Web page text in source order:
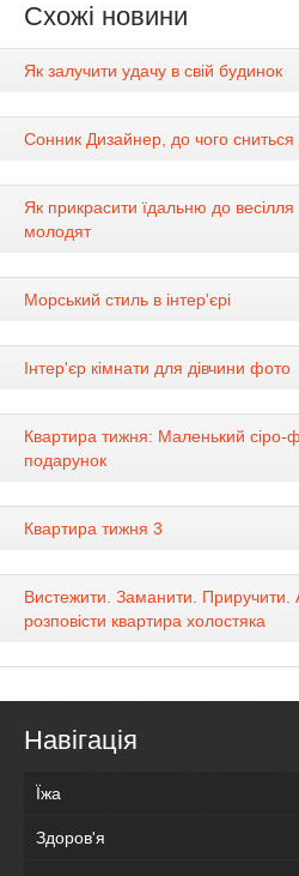
Схожі новини
Як залучити удачу в свій будинок
Сонник Дизайнер, до чого сниться
Як прикрасити їдальню до весілля
молодят
Морський стиль в інтер'єрі
Інтер'єр кімнати для дівчини фото
Квартира тижня: Маленький сіро-
подарунок
Квартира тижня 3
Вистежити. Заманити.
розповісти квартира холостяка
Навігація
Їжа
Здоров'я